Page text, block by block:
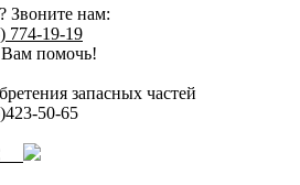
Звоните нам:
774-19-19
помочь!
запасных частей
50-65